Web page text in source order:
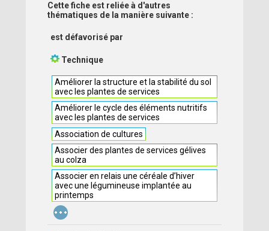
Cette fiche est reliée à d'autres
thématiques de la manière suivante :
est défavorisé par
Technique
Améliorer la structure et la stabilité du sol
avec les plantes de services
Améliorer le cycle des éléments nutritifs
avec les plantes de services
Association de cultures
Associer des plantes de services gélives
au colza
Associer en relais une céréale d’hiver
avec une légumineuse implantée au
printemps
...